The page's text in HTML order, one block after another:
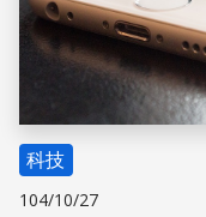
科技
104/10/27